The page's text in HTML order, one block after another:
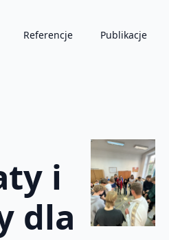
Referencje Publikacje
i
dla